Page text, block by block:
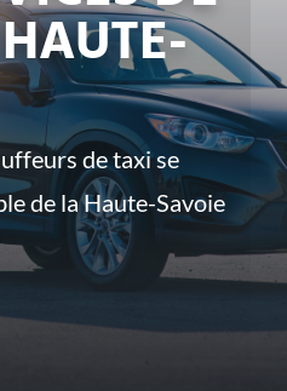
de taxi se
de la Haute-Savoie